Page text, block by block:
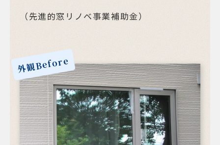
（先進的窓リノベ事業補助金）